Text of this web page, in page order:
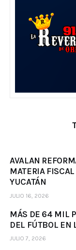
AVALAN
MATERIA
YUCATÁN
JULIO 16, 2026
MÁS DE 64 MIL
DEL FÚTBOL EN
JULIO 7, 2026